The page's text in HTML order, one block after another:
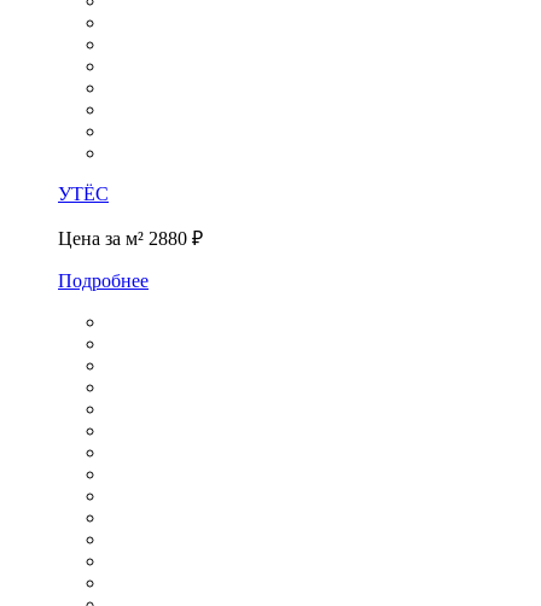
УТЁС
Цена за м² 2880 ₽
Подробнее